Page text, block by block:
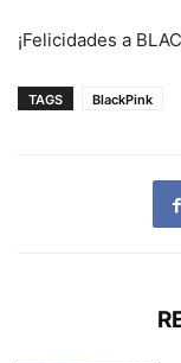
¡Felicidades a
TAGS BlackPink